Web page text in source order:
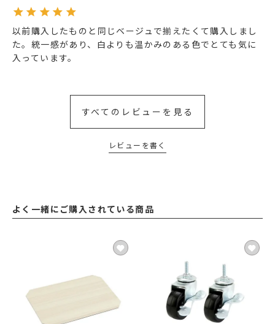
以前購入したものと同じベージュで揃えたくて購入しまし
た。統一感があり、白よりも温かみのある色でとても気に
入っています。
すべてのレビューを見る
レビューを書く
よく一緒にご購入されている商品